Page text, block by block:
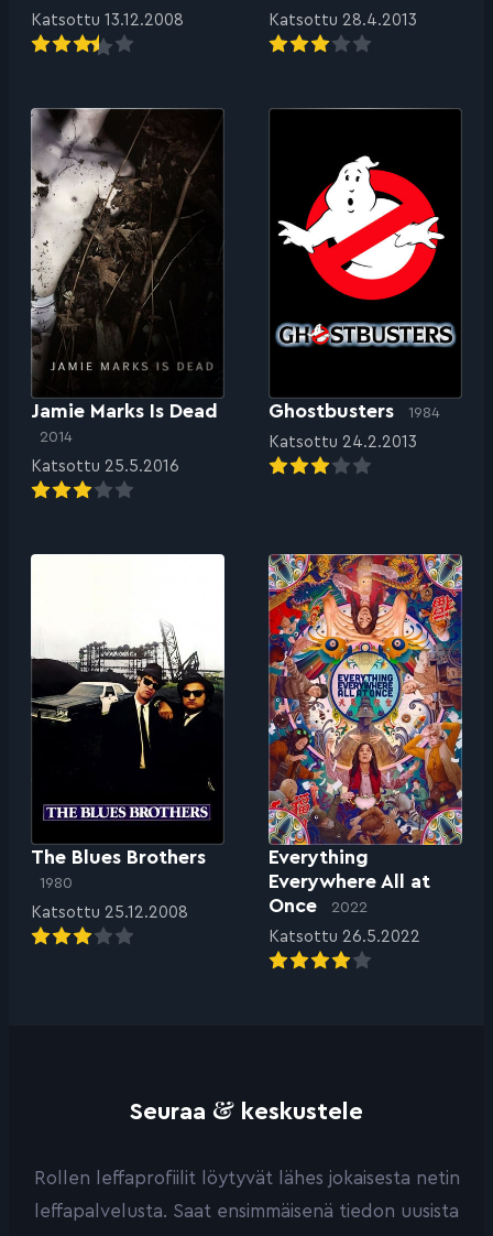
Katsottu 13.12.2008 Katsottu 28.4.2013
Jamie Marks Is Dead
2014
Katsottu 25.5.2016
Ghostbusters 1984
Katsottu 24.2.2013
The Blues Brothers
1980
Katsottu 25.12.2008
Everything
Everywhere All at
Once
2022
Katsottu 26.5.2022
Seuraa & keskustele
Rollen leffaprofiilit löytyvät lähes jokaisesta netin
leffapalvelusta. Saat ensimmäisenä tiedon uusista